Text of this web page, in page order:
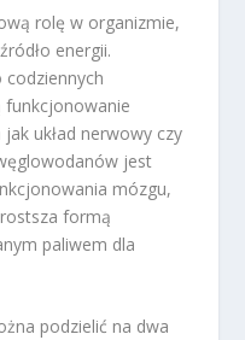
rolę w organizmie,
energii.
funkcjonowanie
układ nerwowy czy
jest
mózgu,
formą
paliwem dla
podzielić na dwa